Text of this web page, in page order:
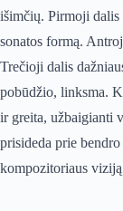
išimčių. Pirmoji dalis
sonatos formą.
Trečioji dalis
pobūdžio, linksma.
ir greita, užbaigianti
prisideda prie
kompozitoriaus